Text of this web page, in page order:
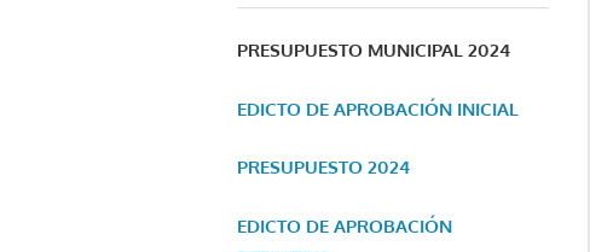
PRESUPUESTO MUNICIPAL 2024
EDICTO DE APROBACIÓN INICIAL
PRESUPUESTO 2024
EDICTO DE APROBACIÓN